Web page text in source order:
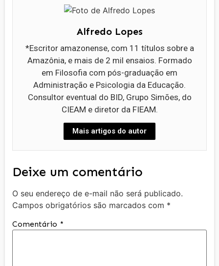
Alfredo Lopes
*Escritor amazonense, com 11 títulos sobre a
Amazônia, e mais de 2 mil ensaios. Formado
em Filosofia com pós-graduação em
Administração e Psicologia da Educação.
Consultor eventual do BID, Grupo Simões, do
CIEAM e diretor da FIEAM.
Mais artigos do autor
Deixe um comentário
O seu endereço de e-mail não será publicado.
Campos obrigatórios são marcados com *
Comentário *